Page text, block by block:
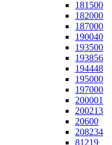
181500
182000
187000
190040
193500
193856
194448
195000
197000
200001
200213
20600
208234
81219